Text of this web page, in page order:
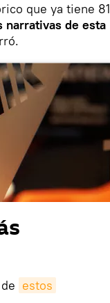
que ya tiene 81
narrativas de esta
estos